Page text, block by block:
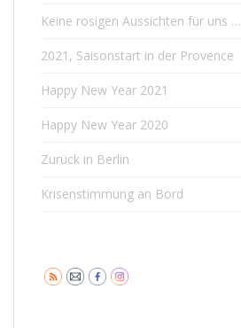
Keine rosigen Aussichten für uns …
2021, Saisonstart in der Provence
Happy New Year 2021
Happy New Year 2020
Zurück in Berlin
Krisenstimmung an Bord